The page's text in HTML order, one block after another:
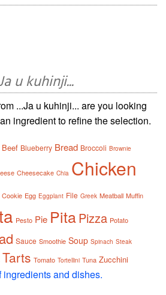
u kuhinji...
...Ja u kuhinji... are you looking
ingredient to refine the selection.
Beef Blueberry Bread Broccoli Brownie
Cheesecake Chia Chicken
Cookie Egg Eggplant File Greek Meatball Muffin
Pesto Pie PitaPizza Potato
Sauce Smoothie Soup Spinach Steak
Tarts Tomato Tortellini Tuna Zucchini
and dishes.